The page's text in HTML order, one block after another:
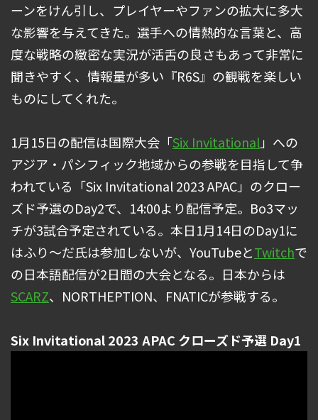
ーンをけん引し、プレイヤーやファンの拡大に多大
な影響を与えてきた。選手への情熱的な言葉と、高
度な戦略の緻密な実況が活舌の良さもあって非常に
聞きやすく、情報量が多い『R6S』の観戦を楽しい
ものにしてくれた。
1月15日の配信は国際大会「Six Invitational」への
アジア・パシフィック地域からの参戦を目指して争
われている「Six Invitational 2023 APAC」のクロー
ズド予選のDay2で、14:00より配信予定。Bo3マッ
チが3試合予定されている。本日1月14日のDay1に
はふり～だ氏は参加しないが、YouTubeとTwitchで
の日本語配信が2日間の大会となる。日本からは
SCARZ、NORTHEPTION、FNATICが参戦する。
Six Invitational 2023 APAC クローズド予選 Day1